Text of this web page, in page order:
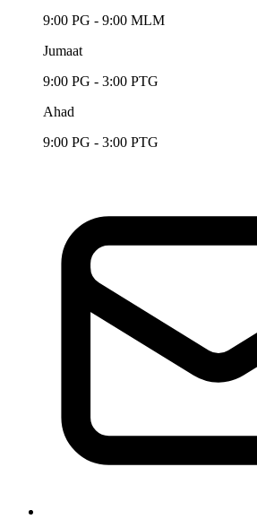
9:00 PG - 9:00 MLM
Jumaat
9:00 PG - 3:00 PTG
Ahad
9:00 PG - 3:00 PTG